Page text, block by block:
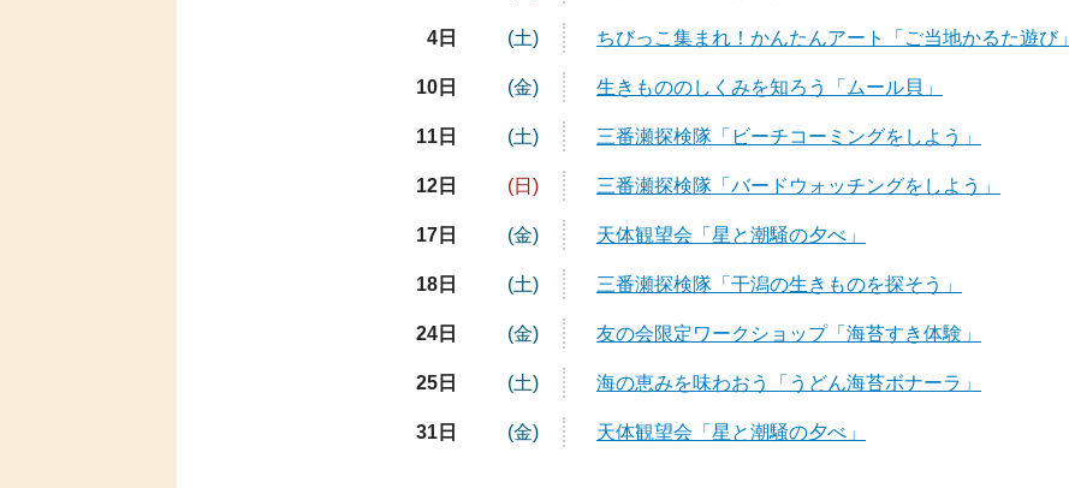
4日 (土) ちびっこ集まれ！かんたんアート「ご当地かるた遊び」
10日 (金) 生きもののしくみを知ろう「ムール貝」
11日 (土) 三番瀬探検隊「ビーチコーミングをしよう」
12日 (日) 三番瀬探検隊「バードウォッチングをしよう」
17日 (金) 天体観望会「星と潮騒の夕べ」
18日 (土) 三番瀬探検隊「干潟の生きものを探そう」
24日 (金) 友の会限定ワークショップ「海苔すき体験」
25日 (土) 海の恵みを味わおう「うどん海苔ボナーラ」
31日 (金) 天体観望会「星と潮騒の夕べ」